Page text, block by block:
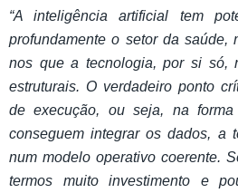
“A inteligência artificial tem
profundamente o setor da saúde,
nos que a tecnologia, por si só,
estruturais. O verdadeiro ponto
de execução, ou seja, na
conseguem integrar os dados, a
num modelo operativo coerente.
termos muito investimento e